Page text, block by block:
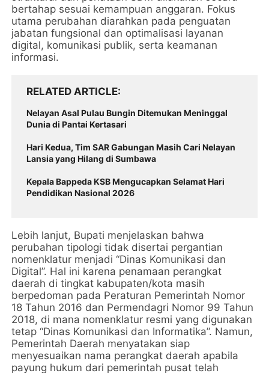
bertahap sesuai kemampuan anggaran. Fokus
utama perubahan diarahkan pada penguatan
jabatan fungsional dan optimalisasi layanan
digital, komunikasi publik, serta keamanan
informasi.
RELATED ARTICLE
Nelayan Asal Pulau Bungin Ditemukan Meninggal
Dunia di Pantai Kertasari
Hari Kedua, Tim SAR Gabungan Masih Cari Nelayan
Lansia yang Hilang di Sumbawa
Kepala Bappeda KSB Mengucapkan Selamat Hari
Pendidikan Nasional 2026
Lebih lanjut, Bupati menjelaskan bahwa
perubahan tipologi tidak disertai pergantian
nomenklatur menjadi “Dinas Komunikasi dan
Digital”. Hal ini karena penamaan perangkat
daerah di tingkat kabupaten/kota masih
berpedoman pada Peraturan Pemerintah Nomor
18 Tahun 2016 dan Permendagri Nomor 99 Tahun
2018, di mana nomenklatur resmi yang digunakan
tetap “Dinas Komunikasi dan Informatika”. Namun,
Pemerintah Daerah menyatakan siap
menyesuaikan nama perangkat daerah apabila
payung hukum dari pemerintah pusat telah